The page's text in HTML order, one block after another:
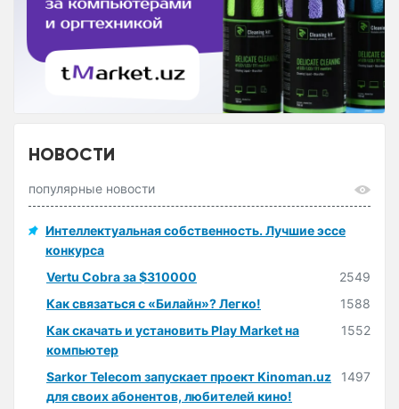
НОВОСТИ
популярные новости
Интеллектуальная собственность. Лучшие эссе
конкурса
Vertu Cobra за $310000
2549
Как связаться с «Билайн»? Легко!
1588
Как скачать и установить Play Market на
компьютер
1552
Sarkor Telecom запускает проект Kinoman.uz
для своих абонентов, любителей кино!
1497